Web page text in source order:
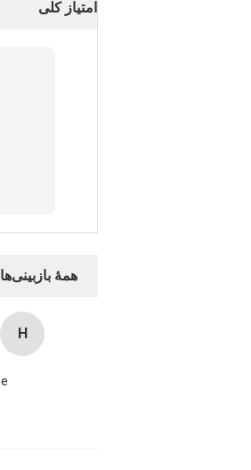
امتیاز کلی
همهٔ بازبینی‌ها
H